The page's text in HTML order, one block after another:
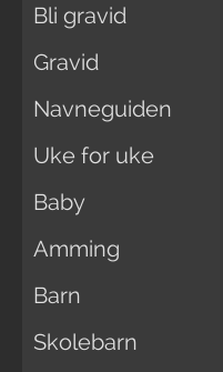
Bli gravid
Gravid
Navneguiden
Uke for uke
Baby
Amming
Barn
Skolebarn